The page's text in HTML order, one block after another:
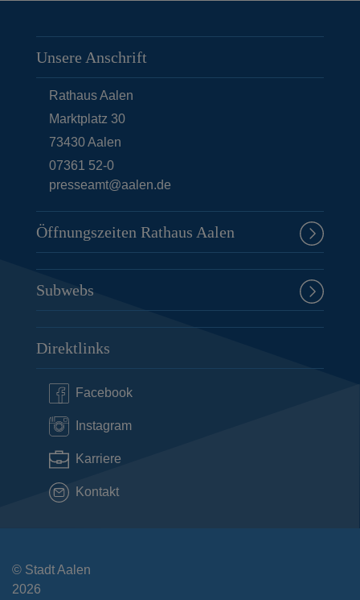
Unsere Anschrift
Rathaus Aalen
Marktplatz 30
73430Aalen
07361 52-0
presseamt@aalen.de
Öffnungszeiten Rathaus Aalen
Subwebs
Direktlinks
Facebook
Instagram
Karriere
Kontakt
© Stadt Aalen
2026